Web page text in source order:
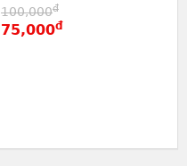
100,000đ
75,000đ